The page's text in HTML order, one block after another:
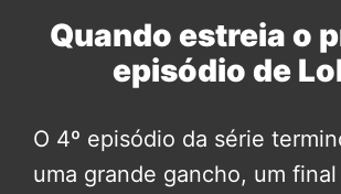
Quando estreia o
episódio de
O 4º episódio da série
uma grande gancho, um